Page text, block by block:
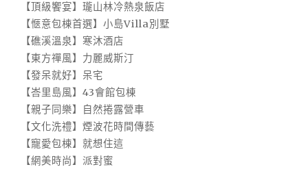
【頂級饗宴】瓏山林冷熱泉飯店
【愜意包棟首選】小島Villa別墅
【礁溪溫泉】寒沐酒店
【東方禪風】力麗威斯汀
【發呆就好】呆宅
【峇里島風】43會館包棟
【親子同樂】自然捲露營車
【文化洗禮】煙波花時間傳藝
【寵愛包棟】就想住這
【網美時尚】派對蜜